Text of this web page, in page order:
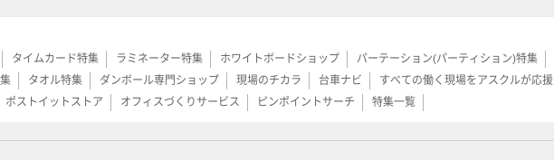
タイムカード特集 ラミネーター特集 ホワイトボードショップ パーテーション(パーティション)特集
タオル特集 ダンボール専門ショップ 現場のチカラ 台車ナビ すべての働く現場をアスクルが応援
ポストイットストア オフィスづくりサービス ピンポイントサーチ 特集一覧